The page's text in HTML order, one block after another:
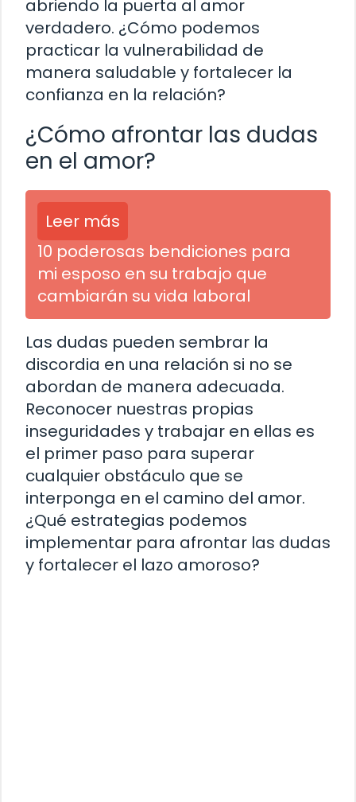
abriendo la puerta al amor
verdadero. ¿Cómo podemos
practicar la vulnerabilidad de
manera saludable y fortalecer la
confianza en la relación?
¿Cómo afrontar las dudas
en el amor?
Leer más
10 poderosas bendiciones para
mi esposo en su trabajo que
cambiarán su vida laboral
Las dudas pueden sembrar la
discordia en una relación si no se
abordan de manera adecuada.
Reconocer nuestras propias
inseguridades y trabajar en ellas es
el primer paso para superar
cualquier obstáculo que se
interponga en el camino del amor.
¿Qué estrategias podemos
implementar para afrontar las dudas
y fortalecer el lazo amoroso?